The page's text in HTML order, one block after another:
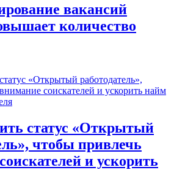
вакансий
количество
статус «Открытый
чтобы привлечь
и ускорить